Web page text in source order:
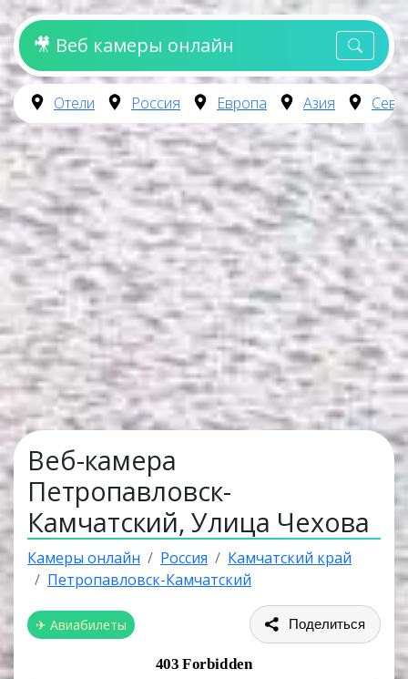
🎥 Веб камеры онлайн
Отели Россия Европа Азия
Веб-камера
Петропавловск-
Камчатский, Улица Чехова
Камеры онлайн Россия
Камчатский край
Петропавловск-Камчатский
✈ Авиабилеты Поделиться